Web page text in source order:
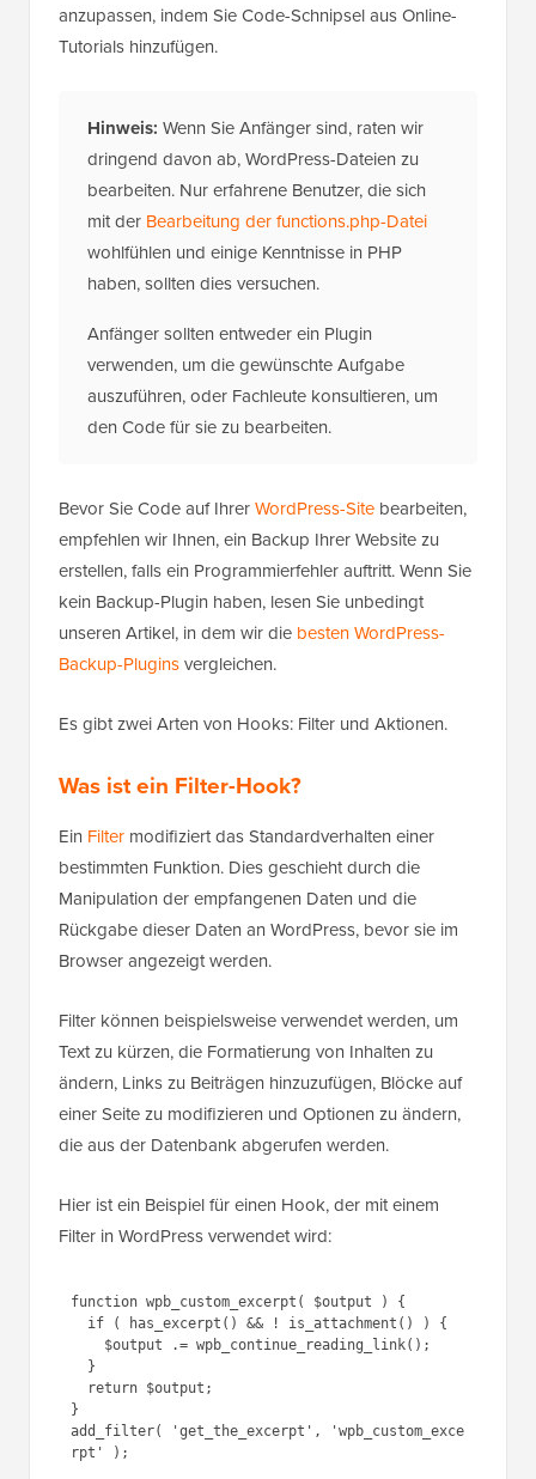
anzupassen, indem Sie Code-Schnipsel aus Online-
Tutorials hinzufügen.
Hinweis: Wenn Sie Anfänger sind, raten wir
dringend davon ab, WordPress-Dateien zu
bearbeiten. Nur erfahrene Benutzer, die sich
mit der Bearbeitung der functions.php-Datei
wohlfühlen und einige Kenntnisse in PHP
haben, sollten dies versuchen.
Anfänger sollten entweder ein Plugin
verwenden, um die gewünschte Aufgabe
auszuführen, oder Fachleute konsultieren, um
den Code für sie zu bearbeiten.
Bevor Sie Code auf IhrerWordPress-Site bearbeiten,
empfehlen wir Ihnen, ein Backup Ihrer Website zu
erstellen, falls ein Programmierfehler auftritt. Wenn Sie
kein Backup-Plugin haben, lesen Sie unbedingt
unseren Artikel, in dem wir die besten WordPress-
Backup-Pluginsvergleichen.
Es gibt zwei Arten von Hooks: Filter und Aktionen.
Was ist ein Filter-Hook?
Ein Filter modifiziert das Standardverhalten einer
bestimmten Funktion. Dies geschieht durch die
Manipulation der empfangenen Daten und die
Rückgabe dieser Daten an WordPress, bevor sie im
Browser angezeigt werden.
Filter können beispielsweise verwendet werden, um
Text zu kürzen, die Formatierung von Inhalten zu
ändern, Links zu Beiträgen hinzuzufügen, Blöcke auf
einer Seite zu modifizieren und Optionen zu ändern,
die aus der Datenbank abgerufen werden.
Hier ist ein Beispiel für einen Hook, der mit einem
Filter in WordPress verwendet wird:
3
function
wpb_custom_excerpt(
$output ) {
if
( has_excerpt() && !
is_attachment() ) {
$output
.=
wpb_continue_reading_link();